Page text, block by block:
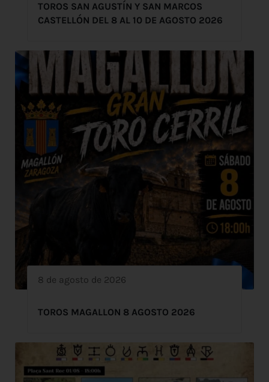
TOROS SAN AGUSTÍN Y SAN MARCOS
CASTELLÓN DEL 8 AL 10 DE AGOSTO 2026
8 de agosto de 2026
TOROS MAGALLON 8 AGOSTO 2026